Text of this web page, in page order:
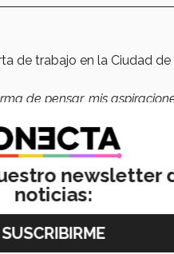
de trabajo en la Ciudad
de pensar, mis
abierta que tenía antes
y de otra índole
en mi pueblo,
a tomar
newsletter
noticias: